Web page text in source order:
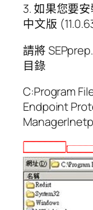
3. 如果您要安
中文版
請將
目錄
C:Program
Endpoint